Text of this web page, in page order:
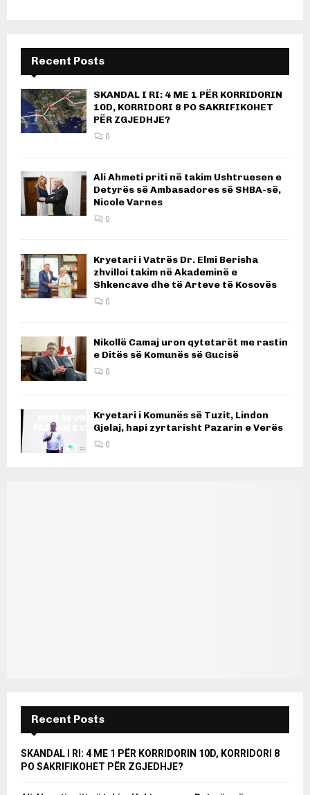
Recent Posts
SKANDAL I RI: 4 ME 1 PËR KORRIDORIN
10D, KORRIDORI 8 PO SAKRIFIKOHET
PËR ZGJEDHJE?
0
Ali Ahmeti priti në takim Ushtruesen e
Detyrës së Ambasadores së SHBA-së,
Nicole Varnes
0
Kryetari i Vatrës Dr. Elmi Berisha
zhvilloi takim në Akademinë e
Shkencave dhe të Arteve të Kosovës
0
Nikollë Camaj uron qytetarët me rastin
e Ditës së Komunës së Gucisë
0
Kryetari i Komunës së Tuzit, Lindon
Gjelaj, hapi zyrtarisht Pazarin e Verës
0
Recent Posts
SKANDAL I RI: 4 ME 1 PËR KORRIDORIN 10D, KORRIDORI 8
PO SAKRIFIKOHET PËR ZGJEDHJE?